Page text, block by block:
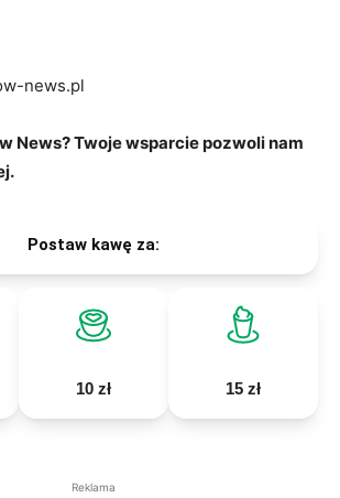
news.pl
News? Twoje wsparcie pozwoli nam
Postaw kawę za:
10 zł 15 zł
Reklama